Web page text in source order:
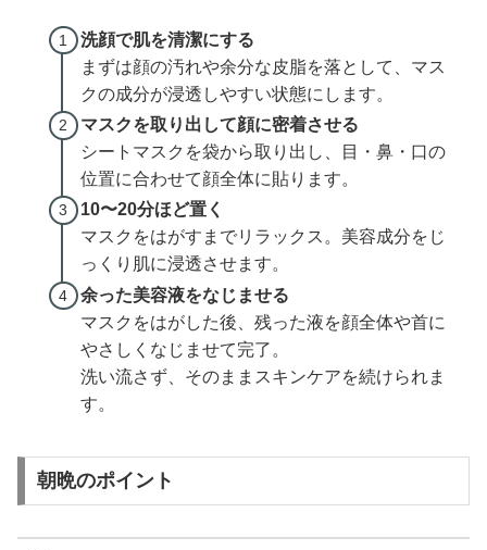
洗顔で肌を清潔にする
まずは顔の汚れや余分な皮脂を落として、マス
クの成分が浸透しやすい状態にします。
マスクを取り出して顔に密着させる
シートマスクを袋から取り出し、目・鼻・口の
位置に合わせて顔全体に貼ります。
10〜20分ほど置く
マスクをはがすまでリラックス。美容成分をじ
っくり肌に浸透させます。
余った美容液をなじませる
マスクをはがした後、残った液を顔全体や首に
やさしくなじませて完了。
洗い流さず、そのままスキンケアを続けられま
す。
朝晩のポイント